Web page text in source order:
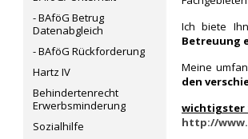
- BAföG Betrug
Datenabgleich
- BAföG Rückforderung
Hartz IV
Behindertenrecht
Erwerbsminderung
Sozialhilfe
Ich biete
Betreuung
Meine
den
wichtigster
http://